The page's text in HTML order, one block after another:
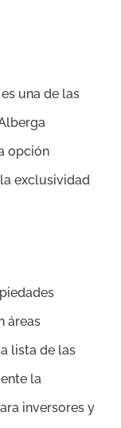
una de las
opción
exclusividad
áreas
lista de las
la
inversores y